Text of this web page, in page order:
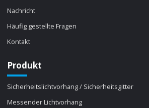
Nachricht
Häufig gestellte Fragen
Kontakt
Produkt
Sicherheitslichtvorhang / Sicherheitsgitter
Messender Lichtvorhang